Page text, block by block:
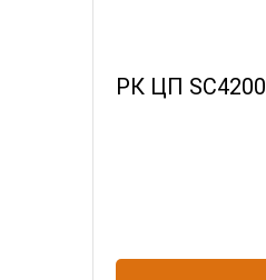
РК ЦП SC4200